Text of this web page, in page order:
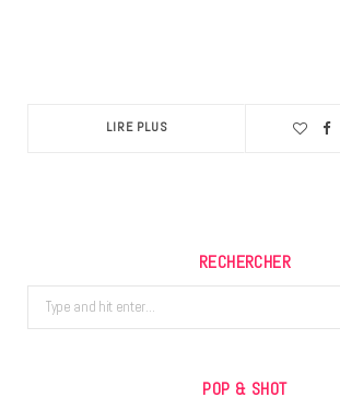
LIRE PLUS
RECHERCHER
Search
for:
POP & SHOT